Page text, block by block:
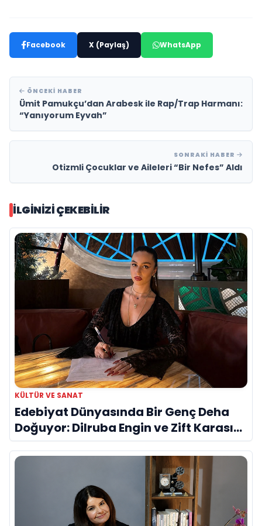
Facebook X (Paylaş) WhatsApp
ÖNCEKI HABER
Ümit Pamukçu’dan Arabesk ile Rap/Trap Harmanı:
“Yanıyorum Eyvah”
SONRAKI HABER
Otizmli Çocuklar ve Aileleri “Bir Nefes” Aldı
İLGINIZI ÇEKEBILIR
KÜLTÜR VE SANAT
Edebiyat Dünyasında Bir Genç Deha
Doğuyor: Dilruba Engin ve Zift Karası
Evreni ‘AVENOİR’